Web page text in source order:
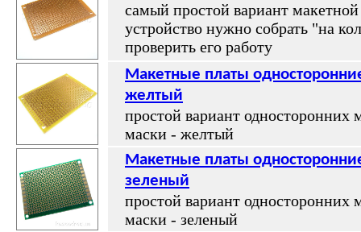
самый простой вариант макетной
устройство нужно собрать "на
проверить его работу
Макетные платы
желтый
простой вариант односторонних
маски - желтый
Макетные платы
зеленый
простой вариант односторонних
маски - зеленый